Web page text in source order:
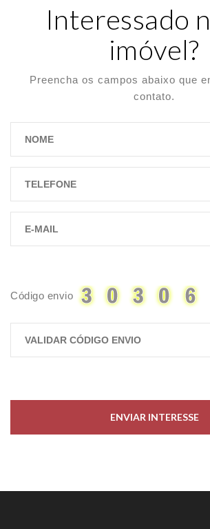
Interessado
imóvel?
Preencha os campos abaixo que
contato.
Código envio
ENVIAR INTERESSE